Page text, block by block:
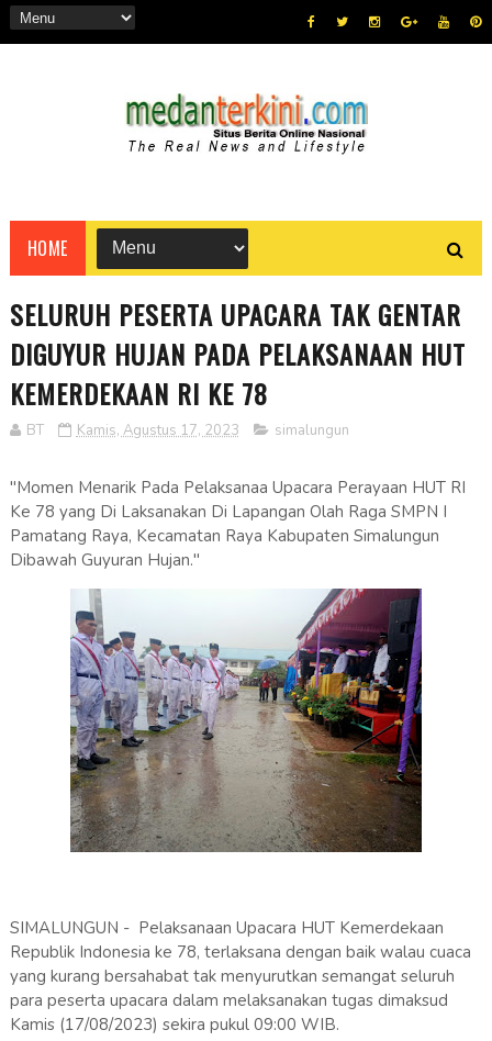
HOME
SELURUH PESERTA UPACARA TAK GENTAR
DIGUYUR HUJAN PADA PELAKSANAAN HUT
KEMERDEKAAN RI KE 78
BT Kamis, Agustus 17, 2023 simalungun
"Momen Menarik Pada Pelaksanaa Upacara Perayaan HUT RI
Ke 78 yang Di Laksanakan Di Lapangan Olah Raga SMPN I
Pamatang Raya, Kecamatan Raya Kabupaten Simalungun
Dibawah Guyuran Hujan."
SIMALUNGUN - Pelaksanaan Upacara HUT Kemerdekaan
Republik Indonesia ke 78, terlaksana dengan baik walau cuaca
yang kurang bersahabat tak menyurutkan semangat seluruh
para peserta upacara dalam melaksanakan tugas dimaksud
Kamis (17/08/2023) sekira pukul 09:00 WIB.